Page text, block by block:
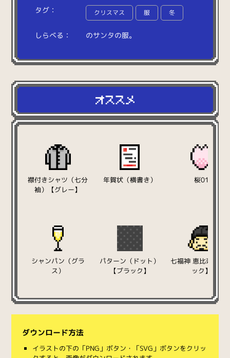
タグ：
クリスマス 服 冬
しらべる： のサンタの服。
襟付きシャツ（七分
袖）【グレー】
年賀状（横書き） 桜01
シャンパン（グラ
ス）
パターン（ドット）
【ブラック】
七福神 恵比寿【ブ
ック】
ダウンロード方法
イラストの下の「PNG」ボタン・「SVG」ボタンをクリッ